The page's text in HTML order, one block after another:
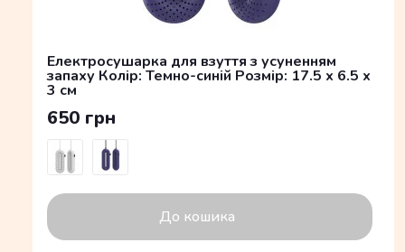
Електросушарка для взуття з усуненням
запаху Колір: Темно-синій Розмір: 17.5 x 6.5 x
3 см
650 грн
До кошика